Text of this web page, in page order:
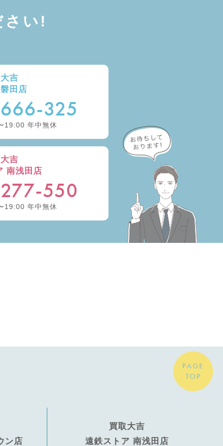
さい!
吉
田店
325
19:00 年中無休
吉
南浅田店
550
19:00 年中無休
ン店
買取大吉
遠鉄ストア 南浅田店
PAGE
TOP